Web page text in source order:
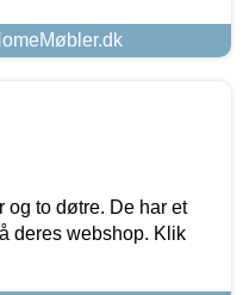
og to døtre. De har et
deres webshop. Klik